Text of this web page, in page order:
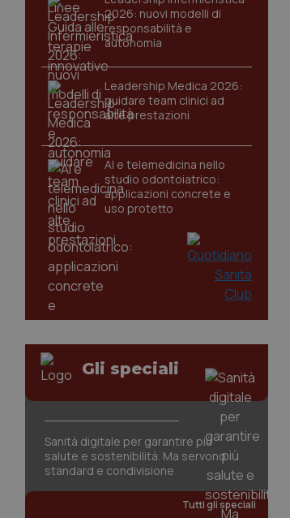
2026: nuovi modelli di
responsabilità e
autonomia
Leadership Medica 2026:
guidare team clinici ad
alte prestazioni
AI e telemedicina nello
studio odontoiatrico:
applicazioni concrete e
uso protetto
Gli speciali
Sanità digitale per garantire più
salute e sostenibilità. Ma servono
standard e condivisione
Tutti gli speciali